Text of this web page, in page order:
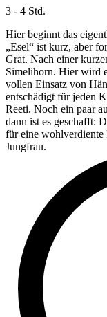
3 - 4 Std.
Hier beginnt das
„Esel“ ist kurz, aber
Grat. Nach einer
Simelihorn. Hier wird
vollen Einsatz von
entschädigt für jeden
Reeti. Noch ein paar
dann ist es geschafft:
für eine
Jungfrau.